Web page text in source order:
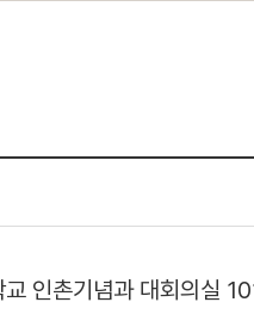
인촌기념과 대회의실